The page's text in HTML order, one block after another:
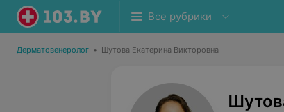
Все рубрики
Дерматовенеролог • Шутова Екатерина Викторовна